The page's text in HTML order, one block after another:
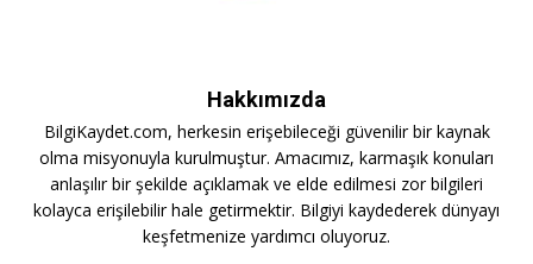
Hakkımızda
BilgiKaydet.com, herkesin erişebileceği güvenilir bir kaynak
olma misyonuyla kurulmuştur. Amacımız, karmaşık konuları
anlaşılır bir şekilde açıklamak ve elde edilmesi zor bilgileri
kolayca erişilebilir hale getirmektir. Bilgiyi kaydederek dünyayı
keşfetmenize yardımcı oluyoruz.